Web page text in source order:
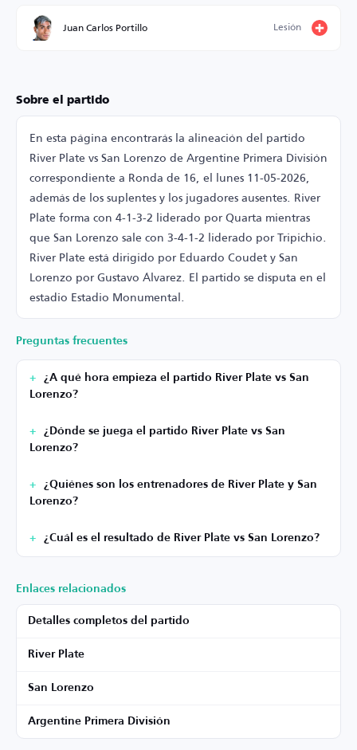
Juan Carlos Portillo Lesión
Sobre el partido
En esta página encontrarás la alineación del partido
River Plate vs San Lorenzo de Argentine Primera División
correspondiente a Ronda de 16, el lunes 11-05-2026,
además de los suplentes y los jugadores ausentes. River
Plate forma con 4-1-3-2 liderado por Quarta mientras
que San Lorenzo sale con 3-4-1-2 liderado por Tripichio.
River Plate está dirigido por Eduardo Coudet y San
Lorenzo por Gustavo Álvarez. El partido se disputa en el
estadio Estadio Monumental.
Preguntas frecuentes
¿A qué hora empieza el partido River Plate vs San
Lorenzo?
¿Dónde se juega el partido River Plate vs San
Lorenzo?
¿Quiénes son los entrenadores de River Plate y San
Lorenzo?
¿Cuál es el resultado de River Plate vs San Lorenzo?
Enlaces relacionados
Detalles completos del partido
River Plate
San Lorenzo
Argentine Primera División